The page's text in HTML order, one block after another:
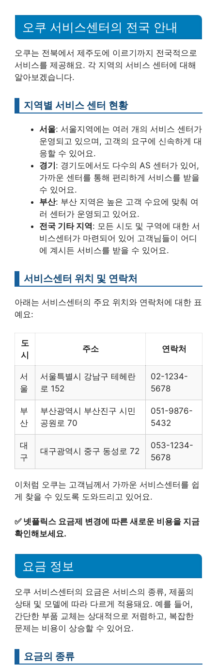
오쿠 서비스센터의 전국 안내
오쿠는 전북에서 제주도에 이르기까지 전국적으로
서비스를 제공해요. 각 지역의 서비스 센터에 대해
알아보겠습니다.
지역별 서비스 센터 현황
서울: 서울지역에는 여러 개의 서비스 센터가
운영되고 있으며, 고객의 요구에 신속하게 대
응할 수 있어요.
경기: 경기도에서도 다수의 AS 센터가 있어,
가까운 센터를 통해 편리하게 서비스를 받을
수 있어요.
부산: 부산 지역은 높은 고객 수요에 맞춰 여
러 센터가 운영되고 있어요.
전국 기타 지역: 모든 시도 및 구역에 대한 서
비스센터가 마련되어 있어 고객님들이 어디
에 계시든 서비스를 받을 수 있어요.
서비스센터 위치 및 연락처
아래는 서비스센터의 주요 위치와 연락처에 대한 표
예요:
도
시
주소 연락처
서
울
서울특별시 강남구 테헤란
로 152
02-1234-
5678
부
산
부산광역시 부산진구 시민
공원로 70
051-9876-
5432
대
구
대구광역시 중구 동성로 72
053-1234-
5678
이처럼 오쿠는 고객님께서 가까운 서비스센터를 쉽
게 찾을 수 있도록 도와드리고 있어요.
✅ 넷플릭스 요금제 변경에 따른 새로운 비용을 지금
확인해보세요.
요금 정보
오쿠 서비스센터의 요금은 서비스의 종류, 제품의
상태 및 모델에 따라 다르게 적용돼요. 예를 들어,
간단한 부품 교체는 상대적으로 저렴하고, 복잡한
문제는 비용이 상승할 수 있어요.
요금의 종류